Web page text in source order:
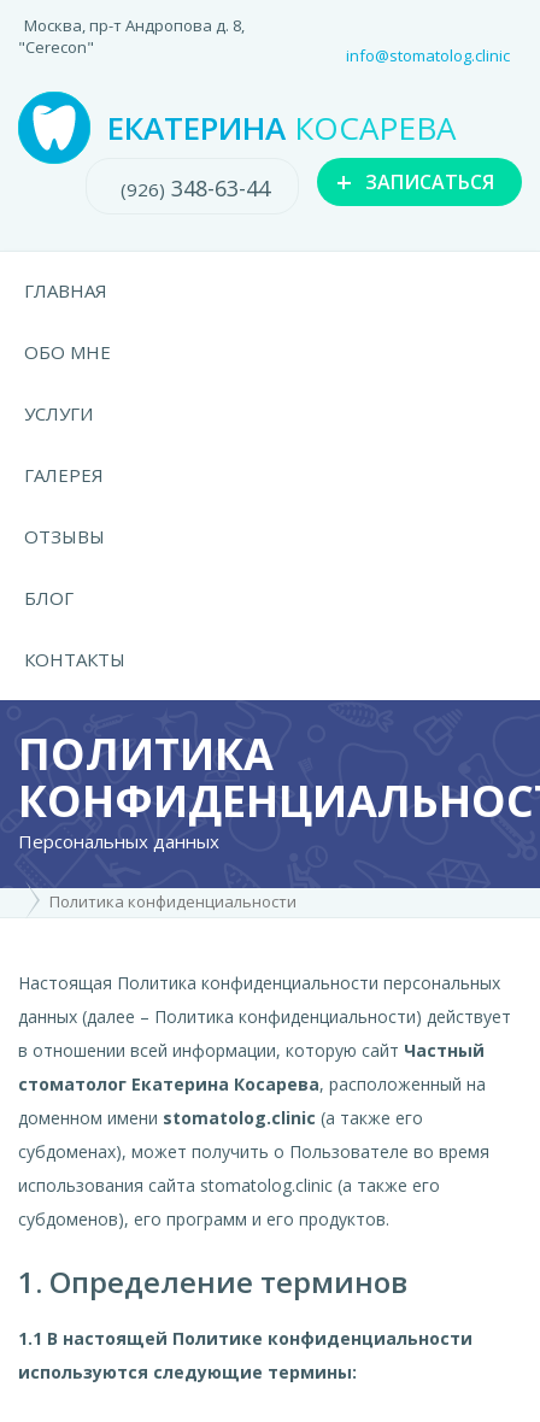
Москва, пр-т Андропова д. 8,
"Cerecon"
info@stomatolog.clinic
ЕКАТЕРИНА КОСАРЕВА
+ ЗАПИСАТЬСЯ
(926) 348-63-44
ГЛАВНАЯ
ОБО МНЕ
УСЛУГИ
ГАЛЕРЕЯ
ОТЗЫВЫ
БЛОГ
КОНТАКТЫ
ПОЛИТИКА
Персональных данных
Политика конфиденциальности
Настоящая Политика конфиденциальности персональных
данных (далее – Политика конфиденциальности) действует
в отношении всей информации, которую сайт Частный
стоматолог Екатерина Косарева, расположенный на
доменном имени stomatolog.clinic (а также его
субдоменах), может получить о Пользователе во время
использования сайта stomatolog.clinic (а также его
субдоменов), его программ и его продуктов.
1. Определение терминов
1.1 В настоящей Политике конфиденциальности
используются следующие термины: